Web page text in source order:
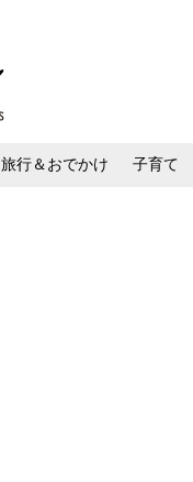
旅行＆おでかけ 子育て